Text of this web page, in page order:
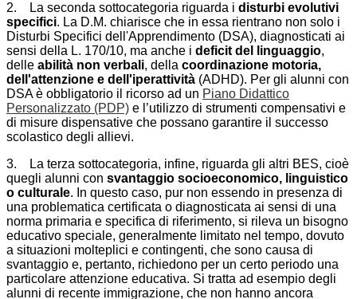
2. La seconda sottocategoria riguarda i disturbi evolutivi
specifici. La D.M. chiarisce che in essa rientrano non solo i
Disturbi Specifici dell'Apprendimento (DSA), diagnosticati ai
sensi della L. 170/10, ma anche i deficit del linguaggio,
delle abilità non verbali, della coordinazione motoria,
dell'attenzione e dell'iperattività (ADHD). Per gli alunni con
DSA è obbligatorio il ricorso ad un Piano Didattico
Personalizzato (PDP) e l’utilizzo di strumenti compensativi e
di misure dispensative che possano garantire il successo
scolastico degli allievi.
3. La terza sottocategoria, infine, riguarda gli altri BES, cioè
quegli alunni con svantaggio socioeconomico, linguistico
o culturale. In questo caso, pur non essendo in presenza di
una problematica certificata o diagnosticata ai sensi di una
norma primaria e specifica di riferimento, si rileva un bisogno
educativo speciale, generalmente limitato nel tempo, dovuto
a situazioni molteplici e contingenti, che sono causa di
svantaggio e, pertanto, richiedono per un certo periodo una
particolare attenzione educativa. Si tratta ad esempio degli
alunni di recente immigrazione, che non hanno ancora